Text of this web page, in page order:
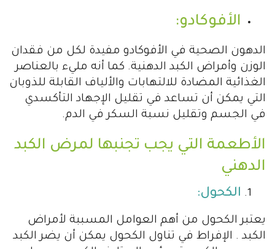
الأفوكادو:
الدهون الصحية في الأفوكادو مفيدة لكل من فقدان
الوزن وأمراض الكبد الدهنية. كما أنه مليء بالعناصر
الغذائية المضادة للالتهابات والألياف القابلة للذوبان
التي يمكن أن تساعد في تقليل الإجهاد التأكسدي
في الجسم وتقليل نسبة السكر في الدم.
الأطعمة التي يجب تجنبها لمرض الكبد
الدهني
الكحول:
يعتبر الكحول من أهم العوامل المسببة لأمراض
الكبد . الإفراط في تناول الكحول يمكن أن يضر الكبد